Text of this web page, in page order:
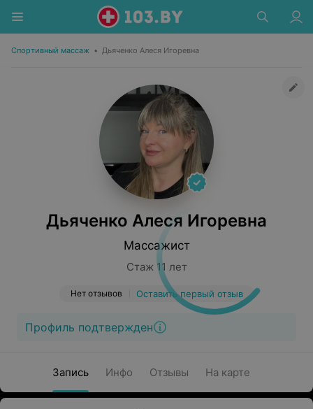
Спортивный массаж • Дьяченко Алеся Игоревна
Дьяченко Алеся Игоревна
Массажист
Стаж 11 лет
Нет отзывов Оставить первый отзыв
Профиль подтвержден
Запись Инфо Отзывы На карте